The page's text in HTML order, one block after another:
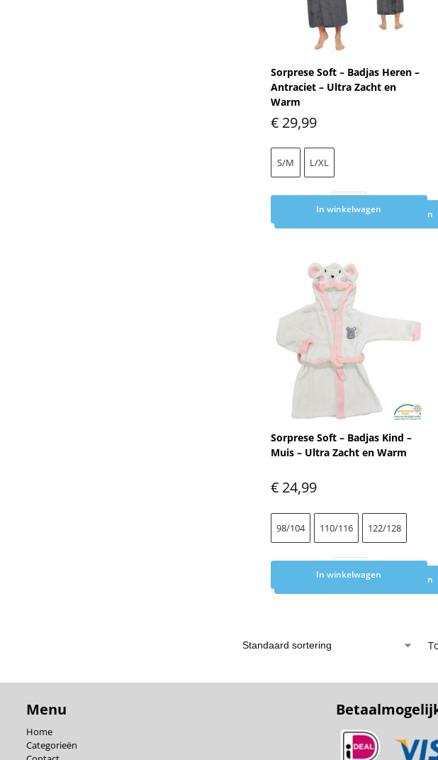
Sorprese Soft – Badjas Heren –
Antraciet – Ultra Zacht en
Warm
€29,99
S/M L/XL
Toevoegen aan winkelwagen
In winkelwagen
Sorprese Soft – Badjas Kind –
Muis – Ultra Zacht en Warm
€24,99
98/104 110/116 122/128
Toevoegen aan winkelwagen
In winkelwagen
Menu
Home
Categorieën